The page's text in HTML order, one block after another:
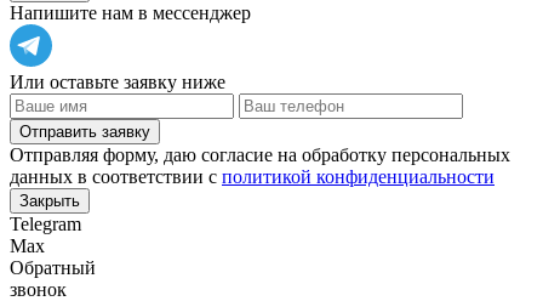
Напишите нам в мессенджер
Или оставьте заявку ниже
Отправить заявку
Отправляя форму, даю согласие на обработку персональных
данных в соответствии с политикой конфиденциальности
Закрыть
Telegram
Max
Обратный
звонок